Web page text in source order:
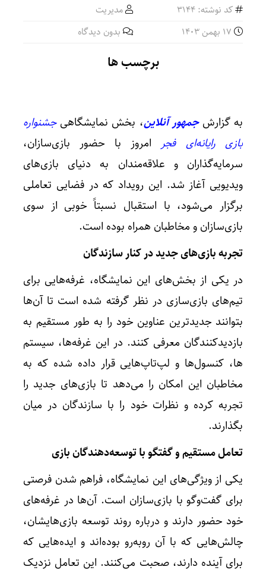
کد نوشته: 3144
مدیریت
بدون دیدگاه
برچسب ها
به گزارشجمهور آنلاین، بخش نمایشگاهیجشنواره
بازی رایانه‌ای فجرامروز با حضور بازی‌سازان،
سرمایه‌گذاران و علاقه‌مندان به دنیای بازی‌های
ویدیویی آغاز شد. این رویداد که در فضایی تعاملی
برگزار می‌شود، با استقبال نسبتاً خوبی از سوی
بازی‌سازان و مخاطبان همراه بوده است.
تجربه بازی‌های جدید در کنار سازندگان
در یکی از بخش‌های این نمایشگاه، غرفه‌هایی برای
تیم‌های بازی‌سازی در نظر گرفته شده است تا آن‌ها
بتوانند جدیدترین عناوین خود را به طور مستقیم به
بازدیدکنندگان معرفی کنند. در این غرفه‌ها، سیستم
ها، کنسول‌ها و لپ‌تاپ‌هایی قرار داده شده که به
مخاطبان این امکان را می‌دهد تا بازی‌های جدید را
تجربه کرده و نظرات خود را با سازندگان در میان
بگذارند.
تعامل مستقیم و گفتگو با توسعه‌دهندگان بازی
یکی از ویژگی‌های این نمایشگاه، فراهم شدن فرصتی
برای گفت‌وگو با بازی‌سازان است. آن‌ها در غرفه‌های
خود حضور دارند و درباره روند توسعه بازی‌هایشان،
چالش‌هایی که با آن روبه‌رو بوده‌اند و ایده‌هایی که
برای آینده دارند، صحبت می‌کنند. این تعامل نزدیک